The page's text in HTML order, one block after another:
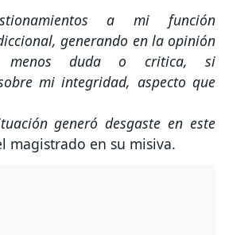
a mi función
generando en la opinión
menos duda o critica, si
mi integridad, aspecto que
generó desgaste en este
magistrado en su misiva.